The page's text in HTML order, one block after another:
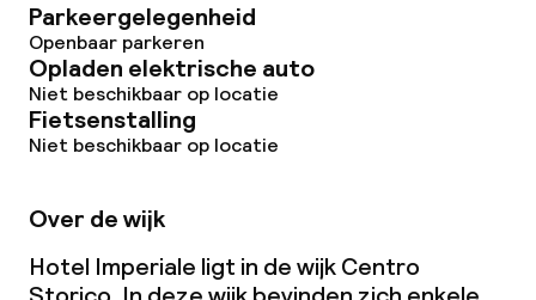
Beleid
Overal rookvrij
Parkeergelegenheid
Openbaar parkeren
Opladen elektrische auto
Niet beschikbaar op locatie
Fietsenstalling
Niet beschikbaar op locatie
Over de wijk
Hotel Imperiale ligt in de wijk Centro